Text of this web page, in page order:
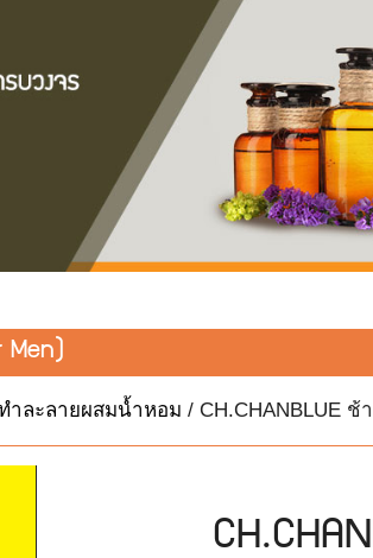
Men)
ำละลายผสมน้ำหอม / CH.CHANBLUE